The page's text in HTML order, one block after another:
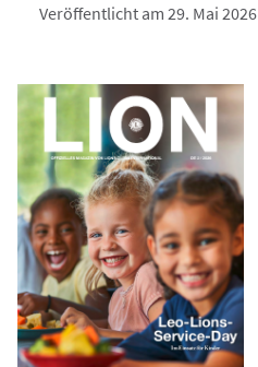
Veröffentlicht am 29. Mai 2026